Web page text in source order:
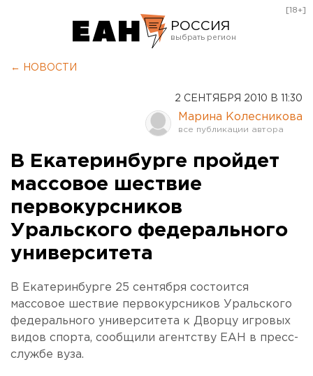
РОССИЯ
Оренбург
[18+]
← НОВОСТИ
2 СЕНТЯБРЯ 2010 В 11:30
Марина Колесникова
В Екатеринбурге пройдет
массовое шествие
первокурсников
Уральского федерального
университета
В Екатеринбурге 25 сентября состоится
массовое шествие первокурсников Уральского
федерального университета к Дворцу игровых
видов спорта, сообщили агентству ЕАН в пресс-
службе вуза.